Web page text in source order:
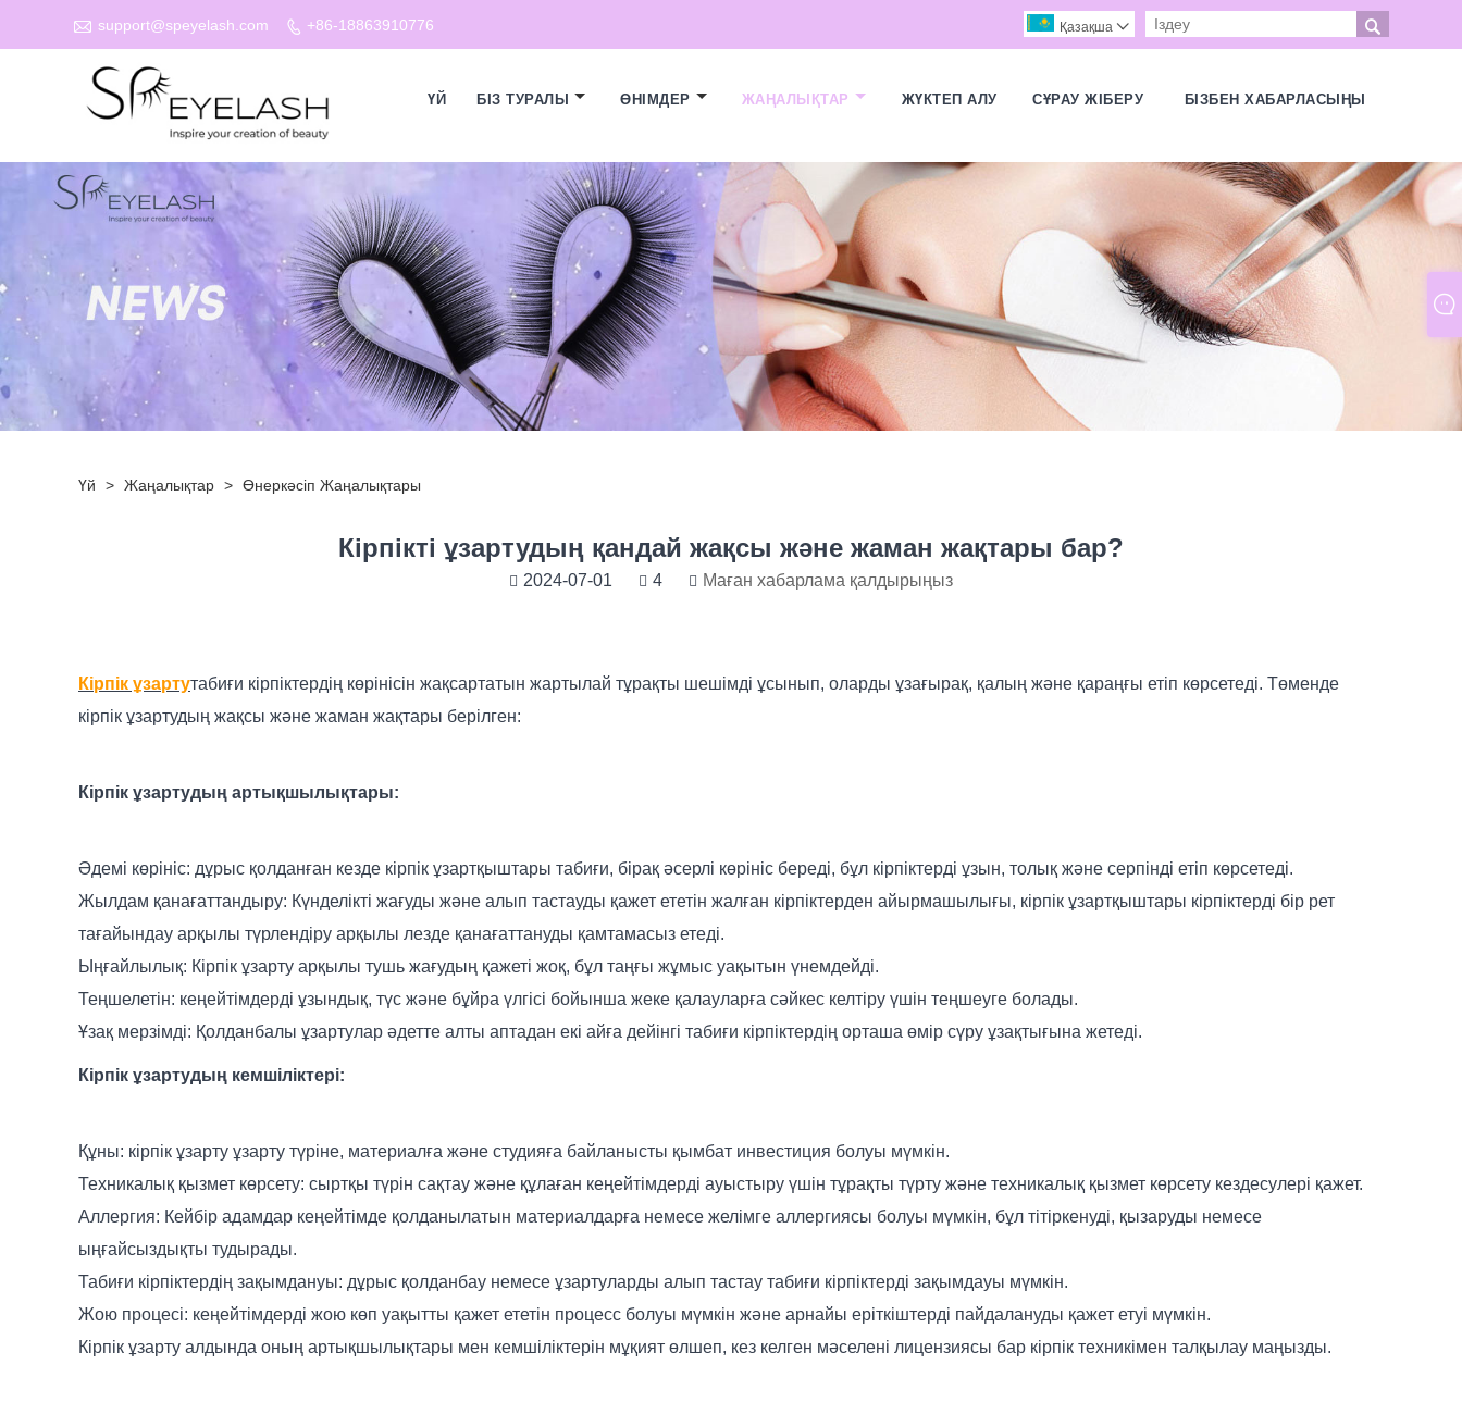
 support@speyelash.com  +86-18863910776 
Қазақша 
ҮЙ БІЗ ТУРАЛЫ ӨНІМДЕР ЖАҢАЛЫҚТАР ЖҮКТЕП АЛУ СҰРАУ ЖІБЕРУ БІЗБЕН ХАБАРЛАСЫҢЫ
Үй > Жаңалықтар > Өнеркәсіп Жаңалықтары
Кірпікті ұзартудың қандай жақсы және жаман жақтары бар?
2024-07-01 4 Маған хабарлама қалдырыңыз
Кірпік ұзартутабиғи кірпіктердің көрінісін жақсартатын жартылай тұрақты шешімді ұсынып, оларды ұзағырақ, қалың және қараңғы етіп көрсетеді. Төменде
кірпік ұзартудың жақсы және жаман жақтары берілген:
Кірпік ұзартудың артықшылықтары:
Әдемі көрініс: дұрыс қолданған кезде кірпік ұзартқыштары табиғи, бірақ әсерлі көрініс береді, бұл кірпіктерді ұзын, толық және серпінді етіп көрсетеді.
Жылдам қанағаттандыру: Күнделікті жағуды және алып тастауды қажет ететін жалған кірпіктерден айырмашылығы, кірпік ұзартқыштары кірпіктерді бір рет
тағайындау арқылы түрлендіру арқылы лезде қанағаттануды қамтамасыз етеді.
Ыңғайлылық: Кірпік ұзарту арқылы тушь жағудың қажеті жоқ, бұл таңғы жұмыс уақытын үнемдейді.
Теңшелетін: кеңейтімдерді ұзындық, түс және бұйра үлгісі бойынша жеке қалауларға сәйкес келтіру үшін теңшеуге болады.
Ұзақ мерзімді: Қолданбалы ұзартулар әдетте алты аптадан екі айға дейінгі табиғи кірпіктердің орташа өмір сүру ұзақтығына жетеді.
Кірпік ұзартудың кемшіліктері:
Құны: кірпік ұзарту ұзарту түріне, материалға және студияға байланысты қымбат инвестиция болуы мүмкін.
Техникалық қызмет көрсету: сыртқы түрін сақтау және құлаған кеңейтімдерді ауыстыру үшін тұрақты түрту және техникалық қызмет көрсету кездесулері қажет.
Аллергия: Кейбір адамдар кеңейтімде қолданылатын материалдарға немесе желімге аллергиясы болуы мүмкін, бұл тітіркенуді, қызаруды немесе
ыңғайсыздықты тудырады.
Табиғи кірпіктердің зақымдануы: дұрыс қолданбау немесе ұзартуларды алып тастау табиғи кірпіктерді зақымдауы мүмкін.
Жою процесі: кеңейтімдерді жою көп уақытты қажет ететін процесс болуы мүмкін және арнайы еріткіштерді пайдалануды қажет етуі мүмкін.
Кірпік ұзарту алдында оның артықшылықтары мен кемшіліктерін мұқият өлшеп, кез келген мәселені лицензиясы бар кірпік техникімен талқылау маңызды.